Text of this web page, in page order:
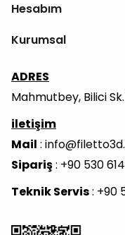
Hesabım
Kurumsal
ADRES
Mahmutbey, Bilici
iletişim
Mail :
Sipariş: +90 530
Teknik Servis: +90